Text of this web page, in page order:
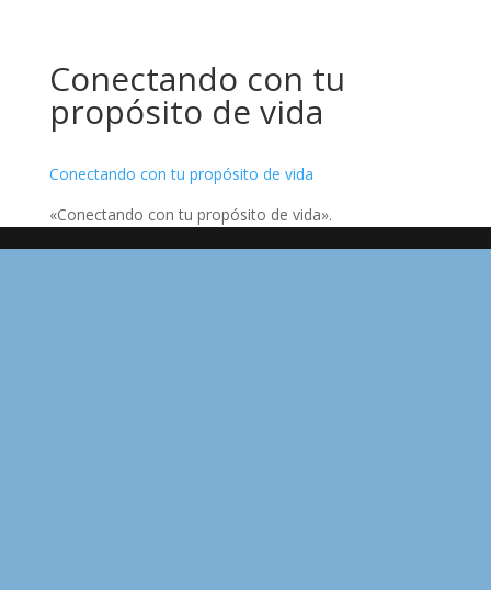
Conectando con tu
propósito de vida
Conectando con tu propósito de vida
«Conectando con tu propósito de vida».